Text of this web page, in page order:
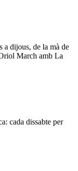
a dijous, de la mà de
March amb La
cada dissabte per